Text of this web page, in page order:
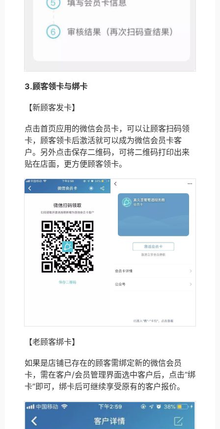
3.顾客领卡与绑卡
【新顾客发卡】
点击首页应用的微信会员卡，可以让顾客扫码领
卡，顾客领卡后激活就可以成为微信会员卡客
户。另外点击保存二维码，可将二维码打印出来
贴在店面，更方便顾客领卡。
【老顾客绑卡】
如果是店铺已存在的顾客需绑定新的微信会员
卡，需在客户/会员管理界面选中客户后，点击“绑
卡”即可，绑卡后可继续享受原有的客户报价。